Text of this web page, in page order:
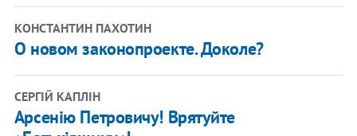
КОНСТАНТИН ПАХОТИН
О новом законопроекте. Доколе?
СЕРГІЙ КАПЛІН
Арсенію Петровичу! Врятуйте